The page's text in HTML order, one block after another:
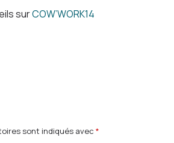
surCOW’WORK14
sont indiqués avec *